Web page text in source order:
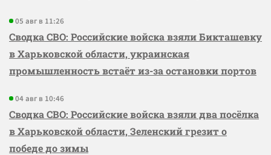
05 авг в 11:26
Сводка СВО: Российские войска взяли Бикташевку
в Харьковской области, украинская
промышленность встаёт из-за остановки портов
04 авг в 10:46
Сводка СВО: Российские войска взяли два посёлка
в Харьковской области, Зеленский грезит о
победе до зимы